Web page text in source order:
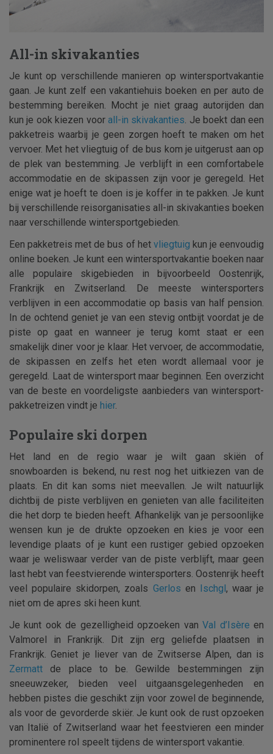
All-in skivakanties
Je kunt op verschillende manieren op wintersportvakantie
gaan. Je kunt zelf een vakantiehuis boeken en per auto de
bestemming bereiken. Mocht je niet graag autorijden dan
kun je ook kiezen voor all-in skivakanties. Je boekt dan een
pakketreis waarbij je geen zorgen hoeft te maken om het
vervoer. Met het vliegtuig of de bus kom je uitgerust aan op
de plek van bestemming. Je verblijft in een comfortabele
accommodatie en de skipassen zijn voor je geregeld. Het
enige wat je hoeft te doen is je koffer in te pakken. Je kunt
bij verschillende reisorganisaties all-in skivakanties boeken
naar verschillende wintersportgebieden.
Een pakketreis met de bus of het vliegtuig kun je eenvoudig
online boeken. Je kunt een wintersportvakantie boeken naar
alle populaire skigebieden in bijvoorbeeld Oostenrijk,
Frankrijk en Zwitserland. De meeste wintersporters
verblijven in een accommodatie op basis van half pension.
In de ochtend geniet je van een stevig ontbijt voordat je de
piste op gaat en wanneer je terug komt staat er een
smakelijk diner voor je klaar. Het vervoer, de accommodatie,
de skipassen en zelfs het eten wordt allemaal voor je
geregeld. Laat de wintersport maar beginnen. Een overzicht
van de beste en voordeligste aanbieders van wintersport-
pakketreizen vindt je hier.
Populaire ski dorpen
Het land en de regio waar je wilt gaan skiën of
snowboarden is bekend, nu rest nog het uitkiezen van de
plaats. En dit kan soms niet meevallen. Je wilt natuurlijk
dichtbij de piste verblijven en genieten van alle faciliteiten
die het dorp te bieden heeft. Afhankelijk van je persoonlijke
wensen kun je de drukte opzoeken en kies je voor een
levendige plaats of je kunt een rustiger gebied opzoeken
waar je weliswaar verder van de piste verblijft, maar geen
last hebt van feestvierende wintersporters. Oostenrijk heeft
veel populaire skidorpen, zoals Gerlos en Ischgl , waar je
niet om de apres ski heen kunt.
Je kunt ook de gezelligheid opzoeken vanVal d’Isère en
Valmorel in Frankrijk. Dit zijn erg geliefde plaatsen in
Frankrijk. Geniet je liever van de Zwitserse Alpen, dan is
Zermatt de place to be. Gewilde bestemmingen zijn
sneeuwzeker, bieden veel uitgaansgelegenheden en
hebben pistes die geschikt zijn voor zowel de beginnende,
als voor de gevorderde skiër. Je kunt ook de rust opzoeken
van Italië of Zwitserland waar het feestvieren een minder
prominentere rol speelt tijdens de wintersport vakantie.